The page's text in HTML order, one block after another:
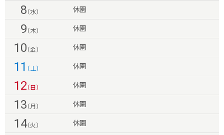
8 （水） 休園
9 （木） 休園
10 （金） 休園
11 （土） 休園
12 （日） 休園
13 （月） 休園
14（火） 休園